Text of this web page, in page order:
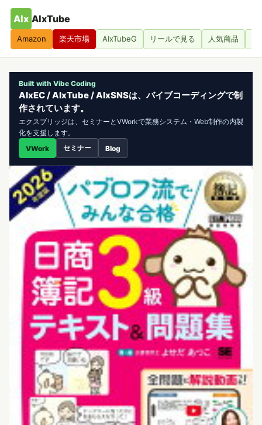
AIx AIxTube
Amazon 楽天市場 AIxTubeG リールで見る 人気商品
Built with Vibe Coding
AIxEC / AIxTube / AIxSNSは、バイブコーディングで制
作されています。
エクスブリッジは、セミナーとVWorkで業務システム・Web制作の内製
化を支援します。
VWork
セミナー Blog